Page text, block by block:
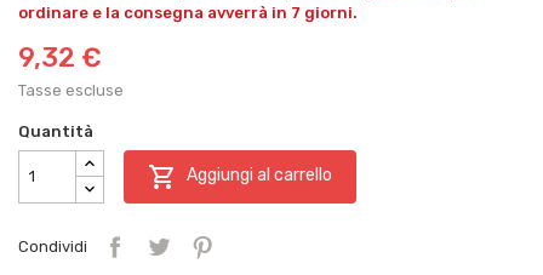
ordinare e la consegna avverrà in 7 giorni.
9,32 €
Tasse escluse
Quantità
 Aggiungi al carrello
Condividi